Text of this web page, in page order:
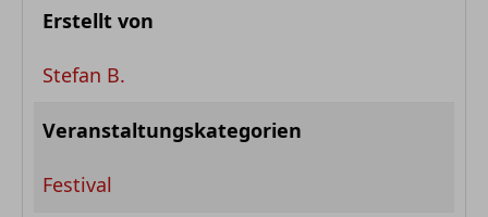
Erstellt von
Stefan B.
Veranstaltungskategorien
Festival